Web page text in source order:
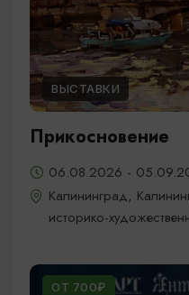
ВЫСТАВКИ
Прикосновение
06.08.2026 -
Калининград,
историко-
ОТ 700₽